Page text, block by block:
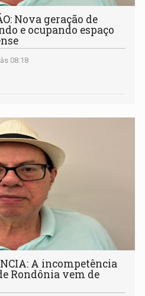
Nova geração de
e ocupando espaço
08:18
A incompetência
Rondônia vem de